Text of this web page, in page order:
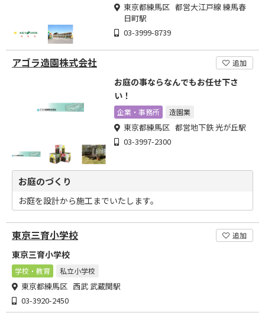
東京都練馬区 都営大江戸線 練馬春
日町駅
03-3999-8739
アゴラ造園株式会社 追加
お庭の事ならなんでもお任せ下さ
い！
企業・事務所 造園業
東京都練馬区 都営地下鉄 光が丘駅
03-3997-2300
お庭のづくり
お庭を設計から施工までいたします。
東京三育小学校 追加
東京三育小学校
学校・教育 私立小学校
東京都練馬区 西武 武蔵関駅
03-3920-2450